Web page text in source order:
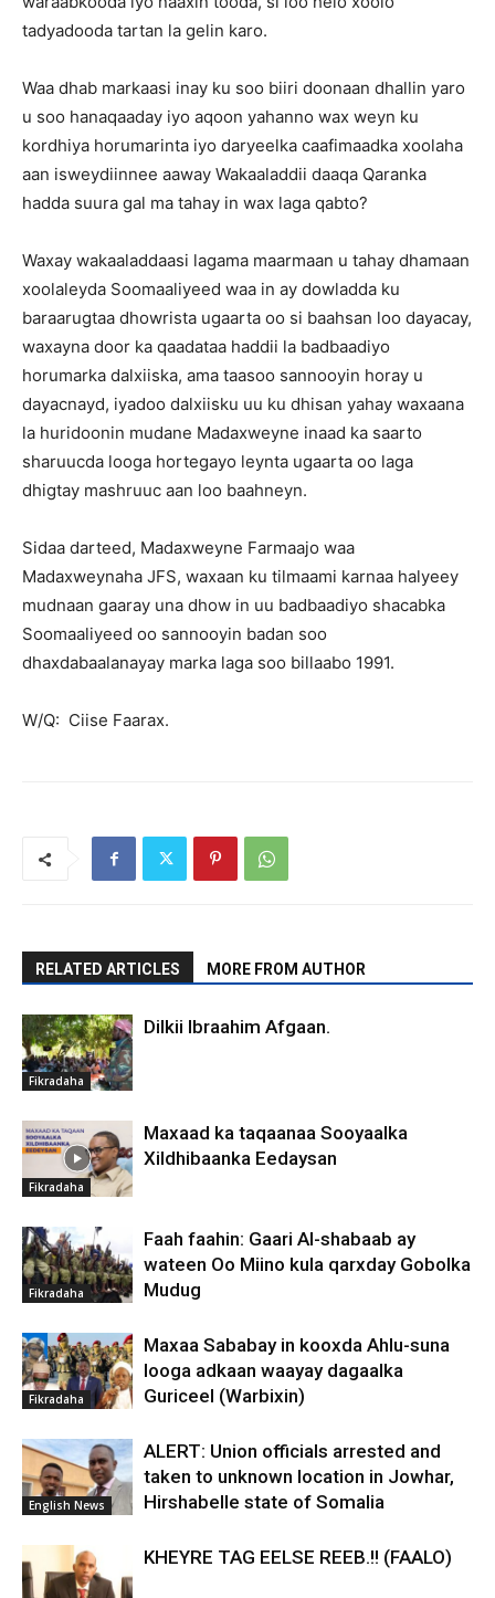
tadyadooda tartan la gelin karo.
Waa dhab markaasi inay ku soo biiri doonaan dhallin yaro
u soo hanaqaaday iyo aqoon yahanno wax weyn ku
kordhiya horumarinta iyo daryeelka caafimaadka xoolaha
aan isweydiinnee aaway Wakaaladdii daaqa Qaranka
hadda suura gal ma tahay in wax laga qabto?
Waxay wakaaladdaasi lagama maarmaan u tahay dhamaan
xoolaleyda Soomaaliyeed waa in ay dowladda ku
baraarugtaa dhowrista ugaarta oo si baahsan loo dayacay,
waxayna door ka qaadataa haddii la badbaadiyo
horumarka dalxiiska, ama taasoo sannooyin horay u
dayacnayd, iyadoo dalxiisku uu ku dhisan yahay waxaana
la huridoonin mudane Madaxweyne inaad ka saarto
sharuucda looga hortegayo leynta ugaarta oo laga
dhigtay mashruuc aan loo baahneyn.
Sidaa darteed, Madaxweyne Farmaajo waa
Madaxweynaha JFS, waxaan ku tilmaami karnaa halyeey
mudnaan gaaray una dhow in uu badbaadiyo shacabka
Soomaaliyeed oo sannooyin badan soo
dhaxdabaalanayay marka laga soo billaabo 1991.
W/Q: Ciise Faarax.
RELATED ARTICLES MORE FROM AUTHOR
Fikradaha
Dilkii Ibraahim Afgaan.
Fikradaha
Maxaad ka taqaanaa Sooyaalka
Xildhibaanka Eedaysan
Fikradaha
Faah faahin: Gaari Al-shabaab ay
wateen Oo Miino kula qarxday Gobolka
Mudug
Fikradaha
Maxaa Sababay in kooxda Ahlu-suna
looga adkaan waayay dagaalka
Guriceel (Warbixin)
English News
ALERT: Union officials arrested and
taken to unknown location in Jowhar,
Hirshabelle state of Somalia
KHEYRE TAG EELSE REEB.!! (FAALO)